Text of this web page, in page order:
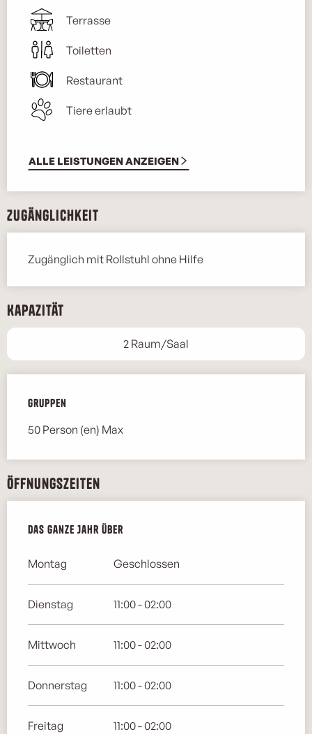
Terrasse
Toiletten
Restaurant
Tiere erlaubt
ALLE LEISTUNGEN ANZEIGEN
Zugänglichkeit
Zugänglich mit Rollstuhl ohne Hilfe
Kapazität
2 Raum/Saal
Gruppen
Gruppen
50 Person (en) Max
Öffnungszeiten
Das ganze Jahr über
Das ganze Jahr über
Montag Geschlossen
Dienstag 11:00 - 02:00
Mittwoch 11:00 - 02:00
Donnerstag 11:00 - 02:00
Freitag 11:00 - 02:00